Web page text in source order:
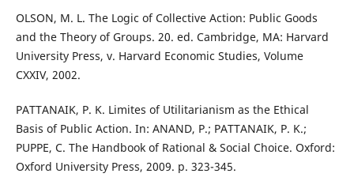
OLSON, M. L. The Logic of Collective Action: Public Goods
and the Theory of Groups. 20. ed. Cambridge, MA: Harvard
University Press, v. Harvard Economic Studies, Volume
CXXIV, 2002.
PATTANAIK, P. K. Limites of Utilitarianism as the Ethical
Basis of Public Action. In: ANAND, P.; PATTANAIK, P. K.;
PUPPE, C. The Handbook of Rational & Social Choice. Oxford:
Oxford University Press, 2009. p. 323-345.